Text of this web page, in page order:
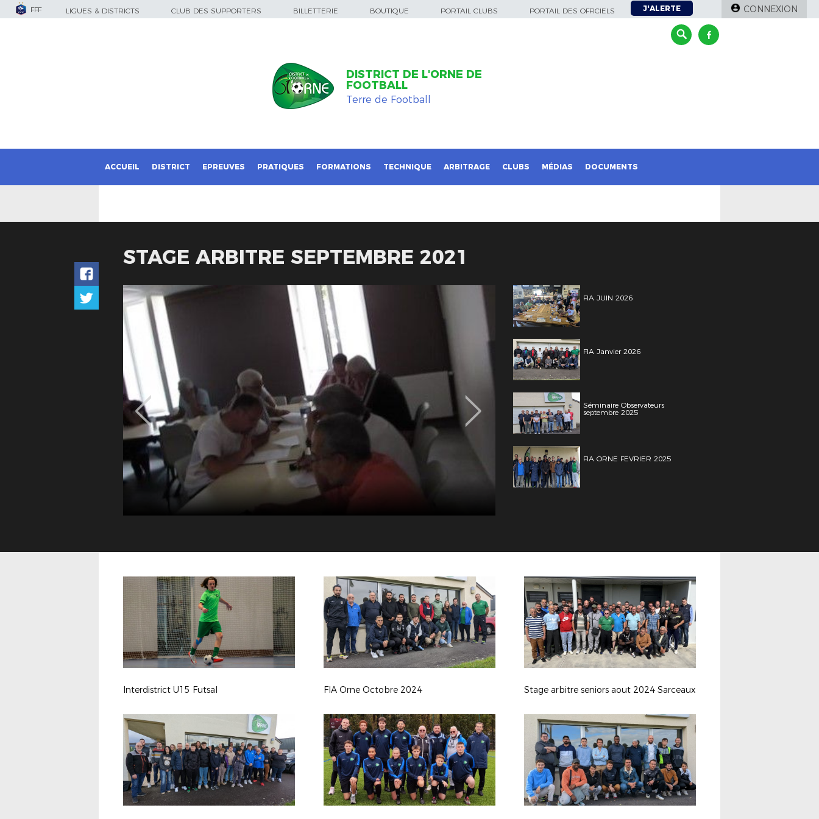
FFF LIGUES & DISTRICTS CLUB DES SUPPORTERS BILLETTERIE BOUTIQUE PORTAIL CLUBS PORTAIL DES OFFICIELS J'ALERTE CONNEXION
DISTRICT DE L'ORNE DE
FOOTBALL
Terre de Football
ACCUEIL DISTRICT EPREUVES PRATIQUES FORMATIONS TECHNIQUE ARBITRAGE CLUBS MÉDIAS DOCUMENTS
STAGE ARBITRE SEPTEMBRE 2021
FIA JUIN 2026
FIA Janvier 2026
Séminaire Observateurs
septembre 2025
FIA ORNE FEVRIER 2025
Interdistrict U15 Futsal FIA Orne Octobre 2024 Stage arbitre seniors aout 2024 Sarceaux